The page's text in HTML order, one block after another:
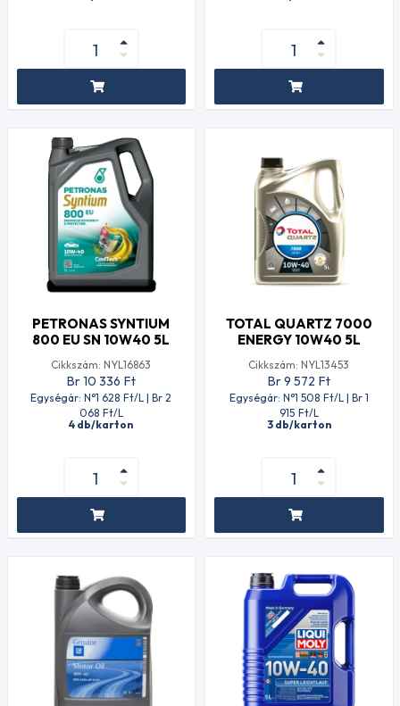
PETRONAS SYNTIUM
800 EU SN 10W40 5L
Cikkszám: NYL16863
Br 10 336 Ft
Egységár: N°1 628 Ft/L | Br 2
068 Ft/L
4 db/karton
TOTAL QUARTZ 7000
ENERGY 10W40 5L
Cikkszám: NYL13453
Br 9 572 Ft
Egységár: N°1 508 Ft/L | Br 1
915 Ft/L
3 db/karton